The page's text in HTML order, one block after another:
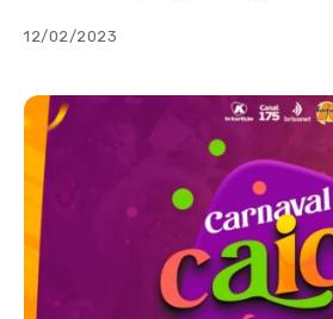
12/02/2023